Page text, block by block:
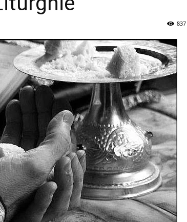
837